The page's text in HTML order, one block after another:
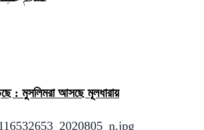
: মুসলিমরা আসছে মূলধারায়